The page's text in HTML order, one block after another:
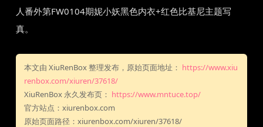
人番外第FW0104期妮小妖黑色内衣+红色比基尼主题写
真。
本文由 XiuRenBox 整理发布，原始页面地址： https://www.xiu
renbox.com/xiuren/37618/
XiuRenBox 永久发布页： https://www.mntuce.top/
官方站点：xiurenbox.com
原始页面路径：xiurenbox.com/xiuren/37618/